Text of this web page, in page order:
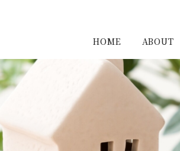
HOME ABOUT